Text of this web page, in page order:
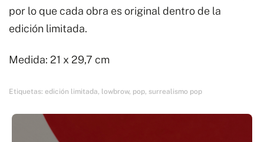
por lo que cada obra es original dentro de la
edición limitada.
Medida: 21 x 29,7 cm
Etiquetas: edición limitada, lowbrow, pop, surrealismo pop